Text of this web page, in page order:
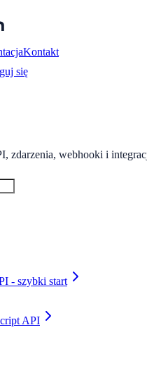
Kontakt
się
zdarzenia, webhooki i
- szybki start
API